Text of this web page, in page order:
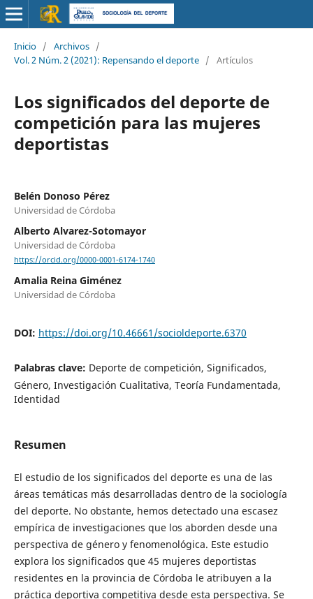
Inicio / Archivos /
Vol. 2 Núm. 2 (2021): Repensando el deporte / Artículos
Los significados del deporte de
competición para las mujeres
deportistas
Belén Donoso Pérez
Universidad de Córdoba
Alberto Alvarez-Sotomayor
Universidad de Córdoba
https://orcid.org/0000-0001-6174-1740
Amalia Reina Giménez
Universidad de Córdoba
DOI: https://doi.org/10.46661/socioldeporte.6370
Palabras clave: Deporte de competición, Significados,
Género, Investigación Cualitativa, Teoría Fundamentada,
Identidad
Resumen
El estudio de los significados del deporte es una de las
áreas temáticas más desarrolladas dentro de la sociología
del deporte. No obstante, hemos detectado una escasez
empírica de investigaciones que los aborden desde una
perspectiva de género y fenomenológica. Este estudio
explora los significados que 45 mujeres deportistas
residentes en la provincia de Córdoba le atribuyen a la
práctica deportiva competitiva desde esta perspectiva. Se